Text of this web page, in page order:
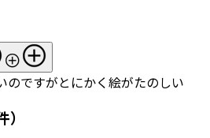
のですがとにかく絵がたのしい
）